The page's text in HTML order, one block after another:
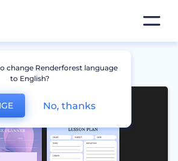
change Renderforest language
to English?
No, thanks